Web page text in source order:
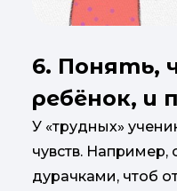
6. Понять,
ребёнок, и
У «трудных»
чувств. Например,
дурачками, чтоб